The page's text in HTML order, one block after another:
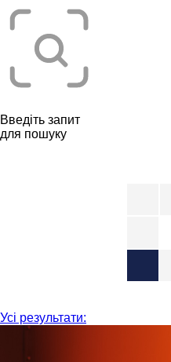
Введіть запит
для пошуку
Усі результати: